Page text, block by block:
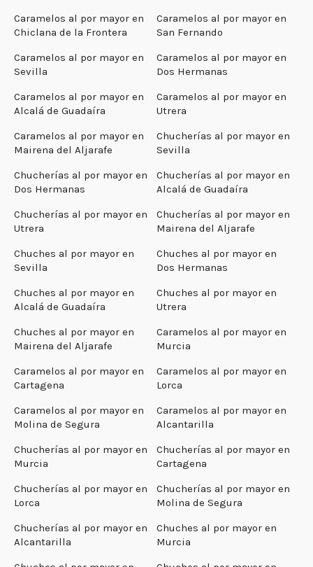
Caramelos al por mayor en
Chiclana de la Frontera
Caramelos al por mayor en
San Fernando
Caramelos al por mayor en
Sevilla
Caramelos al por mayor en
Dos Hermanas
Caramelos al por mayor en
Alcalá de Guadaíra
Caramelos al por mayor en
Utrera
Caramelos al por mayor en
Mairena del Aljarafe
Chucherías al por mayor en
Sevilla
Chucherías al por mayor en
Dos Hermanas
Chucherías al por mayor en
Alcalá de Guadaíra
Chucherías al por mayor en
Utrera
Chucherías al por mayor en
Mairena del Aljarafe
Chuches al por mayor en
Sevilla
Chuches al por mayor en
Dos Hermanas
Chuches al por mayor en
Alcalá de Guadaíra
Chuches al por mayor en
Utrera
Chuches al por mayor en
Mairena del Aljarafe
Caramelos al por mayor en
Murcia
Caramelos al por mayor en
Cartagena
Caramelos al por mayor en
Lorca
Caramelos al por mayor en
Molina de Segura
Caramelos al por mayor en
Alcantarilla
Chucherías al por mayor en
Murcia
Chucherías al por mayor en
Cartagena
Chucherías al por mayor en
Lorca
Chucherías al por mayor en
Molina de Segura
Chucherías al por mayor en
Alcantarilla
Chuches al por mayor en
Murcia